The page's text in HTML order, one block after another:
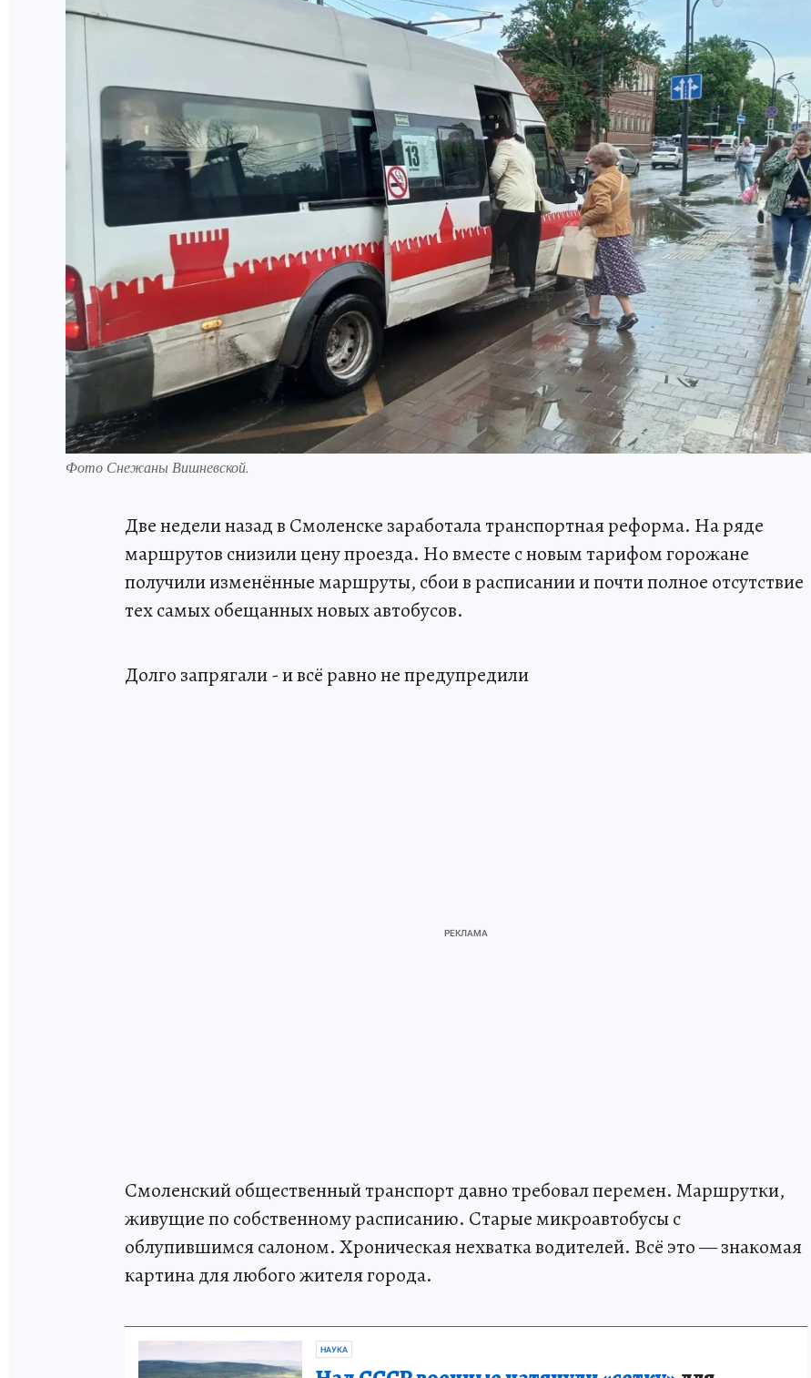
Фото Снежаны Вишневской.
Две недели назад в Смоленске заработала транспортная реформа. На ряде
маршрутов снизили цену проезда. Но вместе с новым тарифом горожане
получили изменённые маршруты, сбои в расписании и почти полное отсутствие
тех самых обещанных новых автобусов.
Долго запрягали - и всё равно не предупредили
Смоленский общественный транспорт давно требовал перемен. Маршрутки,
живущие по собственному расписанию. Старые микроавтобусы с
облупившимся салоном. Хроническая нехватка водителей. Всё это — знакомая
картина для любого жителя города.
НАУКА